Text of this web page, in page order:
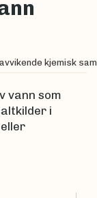
kjemisk
vann som
i